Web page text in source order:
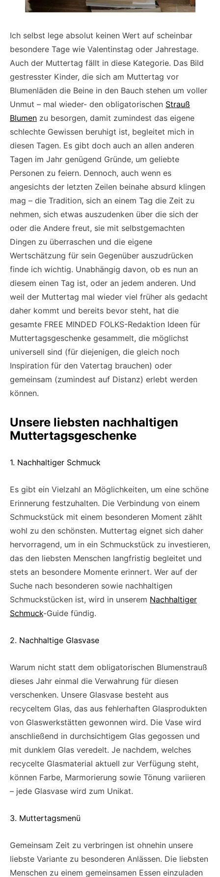
Ich selbst lege absolut keinen Wert auf scheinbar
besondere Tage wie Valentinstag oder Jahrestage.
Auch der Muttertag fällt in diese Kategorie. Das Bild
gestresster Kinder, die sich am Muttertag vor
Blumenläden die Beine in den Bauch stehen um voller
Unmut – mal wieder- den obligatorischen Strauß
Blumen zu besorgen, damit zumindest das eigene
schlechte Gewissen beruhigt ist, begleitet mich in
diesen Tagen. Es gibt doch auch an allen anderen
Tagen im Jahr genügend Gründe, um geliebte
Personen zu feiern. Dennoch, auch wenn es
angesichts der letzten Zeilen beinahe absurd klingen
mag – die Tradition, sich an einem Tag die Zeit zu
nehmen, sich etwas auszudenken über die sich der
oder die Andere freut, sie mit selbstgemachten
Dingen zu überraschen und die eigene
Wertschätzung für sein Gegenüber auszudrücken
finde ich wichtig. Unabhängig davon, ob es nun an
diesem einen Tag ist, oder an jedem anderen. Und
weil der Muttertag mal wieder viel früher als gedacht
daher kommt und bereits bevor steht, hat die
gesamte FREE MINDED FOLKS-Redaktion Ideen für
Muttertagsgeschenke gesammelt, die möglichst
universell sind (für diejenigen, die gleich noch
Inspiration für den Vatertag brauchen) oder
gemeinsam (zumindest auf Distanz) erlebt werden
können.
Unsere liebsten nachhaltigen
Muttertagsgeschenke
1. Nachhaltiger Schmuck
Es gibt ein Vielzahl an Möglichkeiten, um eine schöne
Erinnerung festzuhalten. Die Verbindung von einem
Schmuckstück mit einem besonderen Moment zählt
wohl zu den schönsten. Muttertag eignet sich daher
hervorragend, um in ein Schmuckstück zu investieren,
das den liebsten Menschen langfristig begleitet und
stets an besondere Momente erinnert. Wer auf der
Suche nach besonderen sowie nachhaltigen
Schmuckstücken ist, wird in unserem Nachhaltiger
Schmuck-Guide fündig.
2. Nachhaltige Glasvase
Warum nicht statt dem obligatorischen Blumenstrauß
dieses Jahr einmal die Verwahrung für diesen
verschenken. Unsere Glasvase besteht aus
recyceltem Glas, das aus fehlerhaften Glasprodukten
von Glaswerkstätten gewonnen wird. Die Vase wird
anschließend in durchsichtigem Glas gegossen und
mit dunklem Glas veredelt. Je nachdem, welches
recycelte Glasmaterial aktuell zur Verfügung steht,
können Farbe, Marmorierung sowie Tönung variieren
– jede Glasvase wird zum Unikat.
3. Muttertagsmenü
Gemeinsam Zeit zu verbringen ist ohnehin unsere
liebste Variante zu besonderen Anlässen. Die liebsten
Menschen zu einem gemeinsamen Essen einzuladen